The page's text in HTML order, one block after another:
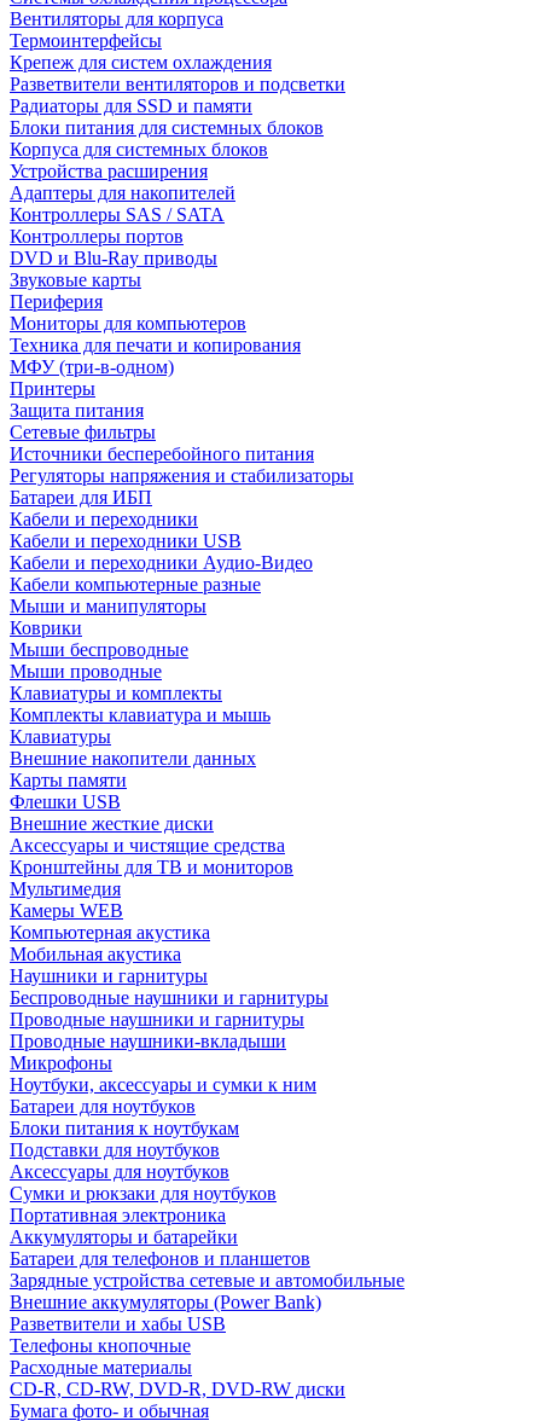
Вентиляторы для корпуса
Термоинтерфейсы
Крепеж для систем охлаждения
Разветвители вентиляторов и подсветки
Радиаторы для SSD и памяти
Блоки питания для системных блоков
Корпуса для системных блоков
Устройства расширения
Адаптеры для накопителей
Контроллеры SAS / SATA
Контроллеры портов
DVD и Blu-Ray приводы
Звуковые карты
Периферия
Мониторы для компьютеров
Техника для печати и копирования
МФУ (три-в-одном)
Принтеры
Защита питания
Сетевые фильтры
Источники бесперебойного питания
Регуляторы напряжения и стабилизаторы
Батареи для ИБП
Кабели и переходники
Кабели и переходники USB
Кабели и переходники Аудио-Видео
Кабели компьютерные разные
Мыши и манипуляторы
Коврики
Мыши беспроводные
Мыши проводные
Клавиатуры и комплекты
Комплекты клавиатура и мышь
Клавиатуры
Внешние накопители данных
Карты памяти
Флешки USB
Внешние жесткие диски
Аксессуары и чистящие средства
Кронштейны для ТВ и мониторов
Мультимедия
Камеры WEB
Компьютерная акустика
Мобильная акустика
Наушники и гарнитуры
Беспроводные наушники и гарнитуры
Проводные наушники и гарнитуры
Проводные наушники-вкладыши
Микрофоны
Ноутбуки, аксессуары и сумки к ним
Батареи для ноутбуков
Блоки питания к ноутбукам
Подставки для ноутбуков
Аксессуары для ноутбуков
Сумки и рюкзаки для ноутбуков
Портативная электроника
Аккумуляторы и батарейки
Батареи для телефонов и планшетов
Зарядные устройства сетевые и автомобильные
Внешние аккумуляторы (Power Bank)
Разветвители и хабы USB
Телефоны кнопочные
Расходные материалы
CD-R, CD-RW, DVD-R, DVD-RW диски
Бумага фото- и обычная